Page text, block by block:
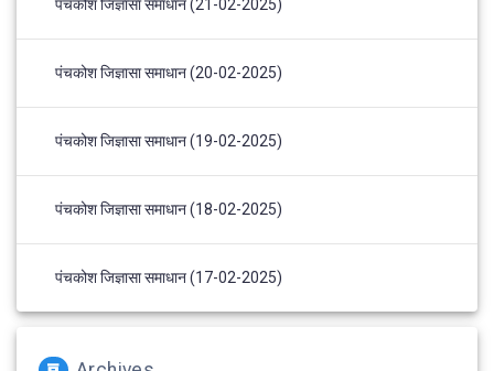
पंचकोश जिज्ञासा समाधान (21-02-2025)
पंचकोश जिज्ञासा समाधान (20-02-2025)
पंचकोश जिज्ञासा समाधान (19-02-2025)
पंचकोश जिज्ञासा समाधान (18-02-2025)
पंचकोश जिज्ञासा समाधान (17-02-2025)